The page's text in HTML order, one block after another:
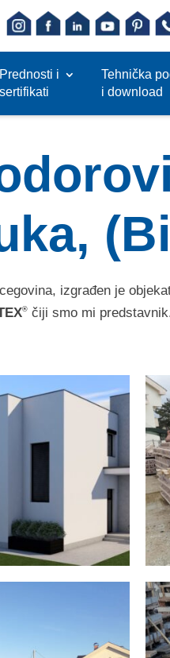
Prednosti i
sertifikati
Tehnička
i download
izgrađen je
®čiji smo mi